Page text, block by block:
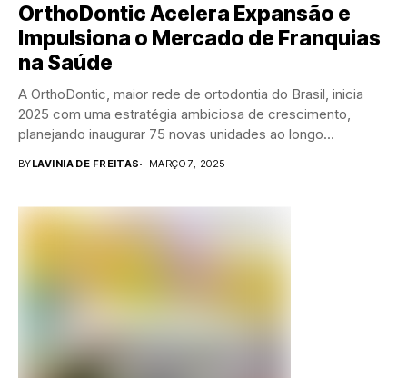
OrthoDontic Acelera Expansão e
Impulsiona o Mercado de Franquias
na Saúde
A OrthoDontic, maior rede de ortodontia do Brasil, inicia
2025 com uma estratégia ambiciosa de crescimento,
planejando inaugurar 75 novas unidades ao longo...
BYLAVINIA DE FREITAS MARÇO 7, 2025